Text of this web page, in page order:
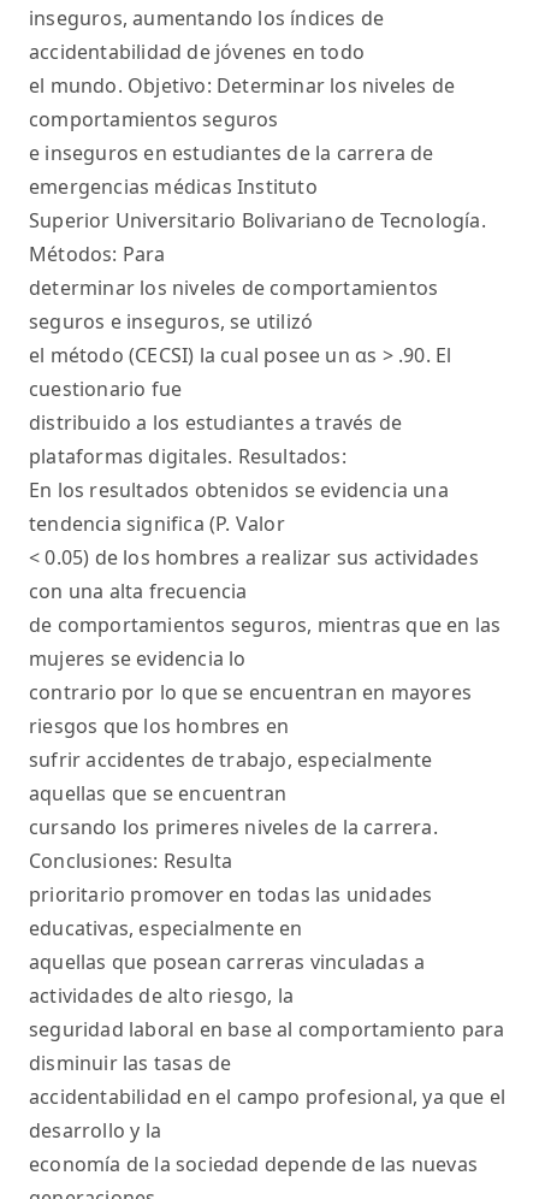
inseguros, aumentando los índices de
accidentabilidad de jóvenes en todo
el mundo. Objetivo: Determinar los niveles de
comportamientos seguros
e inseguros en estudiantes de la carrera de
emergencias médicas Instituto
Superior Universitario Bolivariano de Tecnología.
Métodos: Para
determinar los niveles de comportamientos
seguros e inseguros, se utilizó
el método (CECSI) la cual posee un αs > .90. El
cuestionario fue
distribuido a los estudiantes a través de
plataformas digitales. Resultados:
En los resultados obtenidos se evidencia una
tendencia significa (P. Valor
< 0.05) de los hombres a realizar sus actividades
con una alta frecuencia
de comportamientos seguros, mientras que en las
mujeres se evidencia lo
contrario por lo que se encuentran en mayores
riesgos que los hombres en
sufrir accidentes de trabajo, especialmente
aquellas que se encuentran
cursando los primeres niveles de la carrera.
Conclusiones: Resulta
prioritario promover en todas las unidades
educativas, especialmente en
aquellas que posean carreras vinculadas a
actividades de alto riesgo, la
seguridad laboral en base al comportamiento para
disminuir las tasas de
accidentabilidad en el campo profesional, ya que el
desarrollo y la
economía de la sociedad depende de las nuevas